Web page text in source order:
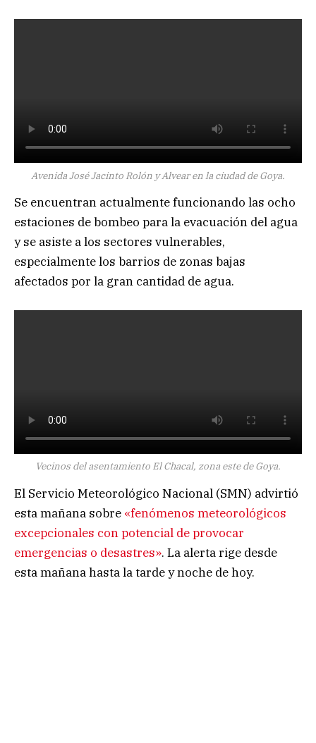
Avenida José Jacinto Rolón y Alvear en la ciudad de Goya.
Se encuentran actualmente funcionando las ocho
estaciones de bombeo para la evacuación del agua
y se asiste a los sectores vulnerables,
especialmente los barrios de zonas bajas
afectados por la gran cantidad de agua.
Vecinos del asentamiento El Chacal, zona este de Goya.
El Servicio Meteorológico Nacional (SMN) advirtió
esta mañana sobre «fenómenos meteorológicos
excepcionales con potencial de provocar
emergencias o desastres». La alerta rige desde
esta mañana hasta la tarde y noche de hoy.